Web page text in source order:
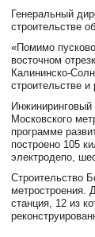
Генеральный
строительстве
«Помимо
восточном
Калининско-
строительстве
Московского
программе
построено 105
электродепо,
Строительство
метростроения.
станция, 12 из